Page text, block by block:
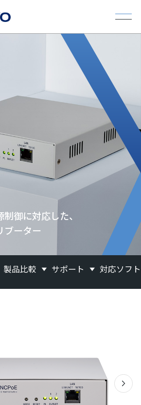
御に対応した、
ブーター
製品比較 サポート 対応ソフ
Next